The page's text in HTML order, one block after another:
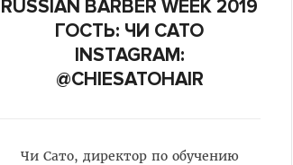
RUSSIAN BARBER WEEK 2019
ГОСТЬ: ЧИ САТО
INSTAGRAM:
@CHIESATOHAIR
Чи Сато, директор по обучению